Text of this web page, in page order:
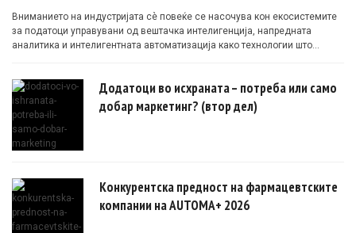
Вниманието на индустријата сè повеќе се насочува кон екосистемите
за податоци управувани од вештачка интелигенција, напредната
аналитика и интелигентната автоматизација како технологии што
Додатоци во исхраната – потреба или само
добар маркетинг? (втор дел)
Конкурентска предност на фармацевтските
компании на AUTOMA+ 2026